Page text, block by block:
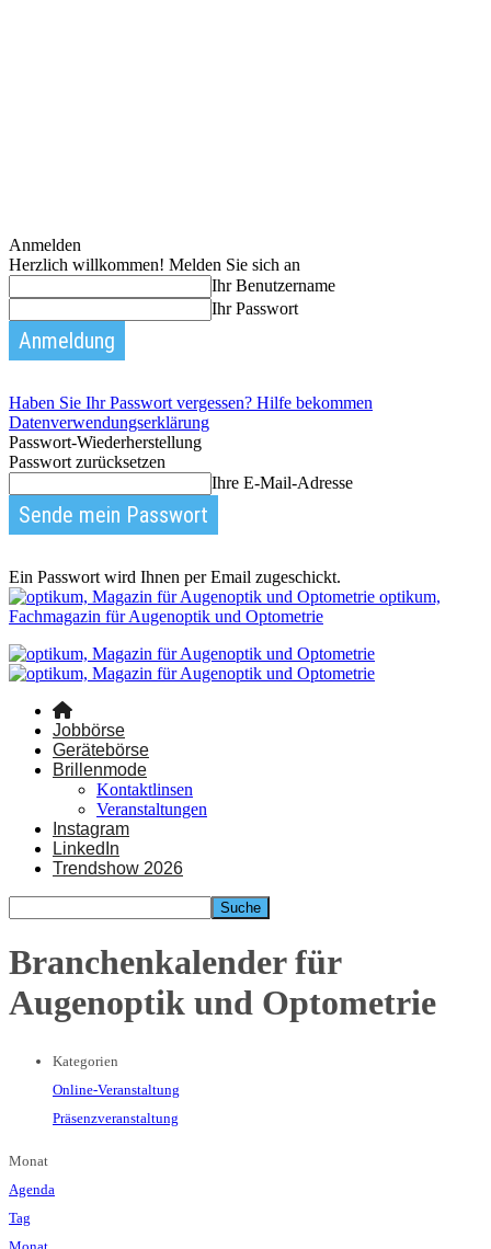
Anmelden
Herzlich willkommen! Melden Sie sich an
Ihr Benutzername
Ihr Passwort
Haben Sie Ihr Passwort vergessen? Hilfe bekommen
Datenverwendungserklärung
Passwort-Wiederherstellung
Passwort zurücksetzen
Ihre E-Mail-Adresse
Ein Passwort wird Ihnen per Email zugeschickt.
optikum,
Fachmagazin für Augenoptik und Optometrie
Jobbörse
Gerätebörse
Brillenmode
Kontaktlinsen
Veranstaltungen
Instagram
LinkedIn
Trendshow 2026
Branchenkalender für
Augenoptik und Optometrie
Kategorien
Online-Veranstaltung
Präsenzveranstaltung
Monat
Agenda
Tag